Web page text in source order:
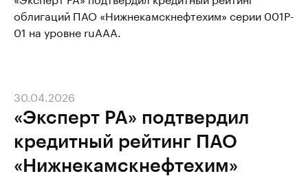
облигаций ПАО «Нижнекамскнефтехим» серии 001P-
01 на уровне ruAAA.
«Эксперт РА» подтвердил
кредитный рейтинг ПАО
«Нижнекамскнефтехим»
30.04.2026